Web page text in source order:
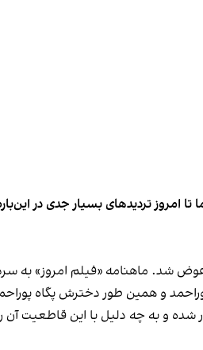
تردیدهای بسیار جدی در
شد. ماهنامه «فیلم امروز» به
و همین طور دخترش پگاه
شده و به چه دلیل با این قاطعیت